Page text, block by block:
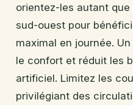
orientez-les autant
sud-ouest pour
maximal en journée.
le confort et réduit les
artificiel. Limitez les
privilégiant des